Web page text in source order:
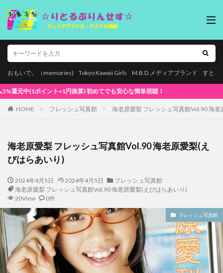
おもいで。（memories) Tokyo Kawaii Girls M.B.D.メディアブランド すとろ
心な簡単視聴！
HOME フレッシュ写真館 海老原愛梨 フレッシュ写真館Vol.90 海
海老原愛梨 フレッシュ写真館Vol.90 海老原愛梨(え
びはらあいり)
2024年4月5日 2024年4月5日
フレッシュ写真館
海老原愛梨 フレッシュ写真館Vol.90 海老原愛梨(えびはらあいり)
20View
0件
フレッシュ写真館